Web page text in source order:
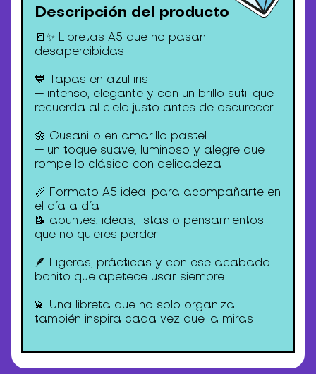
Descripción del producto
📒✨ Libretas A5 que no pasan
desapercibidas
💙 Tapas en azul iris
— intenso, elegante y con un brillo sutil que
recuerda al cielo justo antes de oscurecer
🌼 Gusanillo en amarillo pastel
— un toque suave, luminoso y alegre que
rompe lo clásico con delicadeza
📏 Formato A5 ideal para acompañarte en
el día a día
📝 apuntes, ideas, listas o pensamientos
que no quieres perder
🪶 Ligeras, prácticas y con ese acabado
bonito que apetece usar siempre
💫 Una libreta que no solo organiza…
también inspira cada vez que la miras